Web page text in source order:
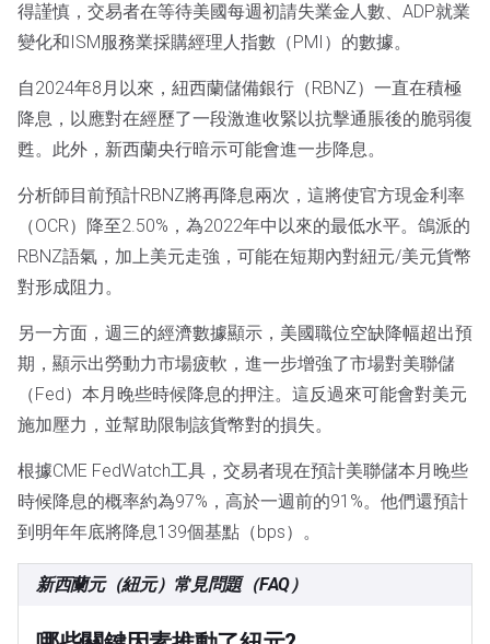
得謹慎，交易者在等待美國每週初請失業金人數、ADP就業
變化和ISM服務業採購經理人指數（PMI）的數據。
自2024年8月以來，紐西蘭儲備銀行（RBNZ）一直在積極
降息，以應對在經歷了一段激進收緊以抗擊通脹後的脆弱復
甦。此外，新西蘭央行暗示可能會進一步降息。
分析師目前預計RBNZ將再降息兩次，這將使官方現金利率
（OCR）降至2.50%，為2022年中以來的最低水平。鴿派的
RBNZ語氣，加上美元走強，可能在短期內對紐元/美元貨幣
對形成阻力。
另一方面，週三的經濟數據顯示，美國職位空缺降幅超出預
期，顯示出勞動力市場疲軟，進一步增強了市場對美聯儲
（Fed）本月晚些時候降息的押注。這反過來可能會對美元
施加壓力，並幫助限制該貨幣對的損失。
根據CME FedWatch工具，交易者現在預計美聯儲本月晚些
時候降息的概率約為97%，高於一週前的91%。他們還預計
到明年年底將降息139個基點（bps）。
新西蘭元（紐元）常見問題（FAQ）